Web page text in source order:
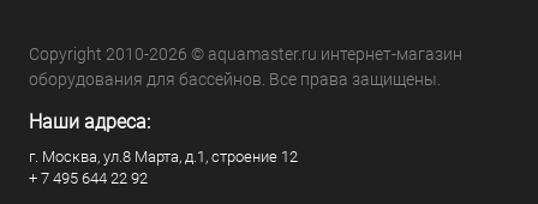
Copyright 2010-2026 © aquamaster.ru интернет-магазин
оборудования для бассейнов. Все права защищены.
Наши адреса:
г. Москва, ул.8 Марта, д.1, строение 12
+ 7 495 644 22 92